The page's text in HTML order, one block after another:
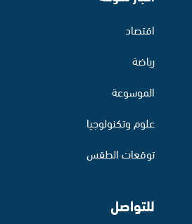
اقتصاد
رياضة
الموسوعة
علوم وتكنولوجيا
توقعات الطقس
للتواصل